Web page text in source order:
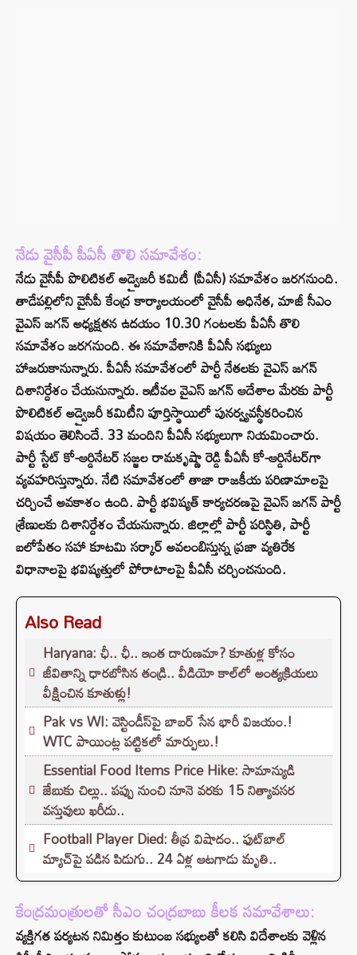
నేడు వైసీపీ పీఏసీ తొలి సమావేశం:
నేడు వైసీపీ పొలిటికల్‌ అడ్వైజరీ కమిటీ (పీఏసీ) సమావేశం జరగనుంది.
తాడేపల్లిలోని వైసీపీ కేంద్ర కార్యాలయంలో వైసీపీ అధినేత, మాజీ సీఎం
వైఎస్ జగన్ అధ్యక్షతన ఉదయం 10.30 గంటలకు పీఏసీ తొలి
సమావేశం జరగనుంది. ఈ సమావేశానికి పీఏసీ సభ్యులు
హాజరుకానున్నారు. పీఏసీ సమావేశంలో పార్టీ నేతలకు వైఎస్ జగన్
దిశానిర్దేశం చేయనున్నారు. ఇటీవల వైఎస్‌ జగన్‌ ఆదేశాల మేరకు పార్టీ
పొలిటికల్‌ అడ్వైజరీ కమిటీని పూర్తిస్థాయిలో పునర్వ్యవస్థీకరించిన
విషయం తెలిసిందే. 33 మందిని పీఏసీ సభ్యులుగా నియమించారు.
పార్టీ స్టేట్‌ కో-ఆర్డినేటర్‌ సజ్జల రామకృష్ణా రెడ్డి పీఏసీ కో-ఆర్డినేటర్‌గా
వ్యవహరిస్తున్నారు. నేటి సమావేశంలో తాజా రాజకీయ పరిణామాలపై
చర్చించే అవకాశం ఉంది. పార్టీ భవిష్యత్ కార్యచరణపై వైఎస్‌ జగన్ పార్టీ
శ్రేణులకు దిశానిర్దేశం చేయనున్నారు. జిల్లాల్లో పార్టీ పరిస్థితి, పార్టీ
బలోపేతం సహా కూటమి సర్కార్ అవలంబిస్తున్న ప్రజా వ్యతిరేక
విధానాలపై భవిష్యత్తులో పోరాటాలపై పీఏసీ చర్చించనుంది.
Also Read
Haryana: ఛీ.. ఛీ.. ఇంత దారుణమా? కూతుళ్ల కోసం
జీవితాన్ని ధారబోసిన తండ్రి.. వీడియో కాల్‌లో అంత్యక్రియలు
వీక్షించిన కూతుళ్లు!
Pak vs WI: వెస్టిండీస్‌పై బాబర్ సేన భారీ విజయం.!
WTC పాయింట్ల పట్టికలో మార్పులు.!
Essential Food Items Price Hike: సామాన్యుడి
జేబుకు చిల్లు.. పప్పు నుంచి నూనె వరకు 15 నిత్యావసర
వస్తువులు ఖరీదు..
Football Player Died: తీవ్ర విషాదం.. ఫుట్‌బాల్
మ్యాచ్‌పై పడిన పిడుగు.. 24 ఏళ్ల ఆటగాడు మృతి..
కేంద్రమంత్రులతో సీఎం చంద్రబాబు కీలక సమావేశాలు:
వ్యక్తిగత పర్యటన నిమిత్తం కుటుంబ సభ్యులతో కలిసి విదేశాలకు వెళ్లిన